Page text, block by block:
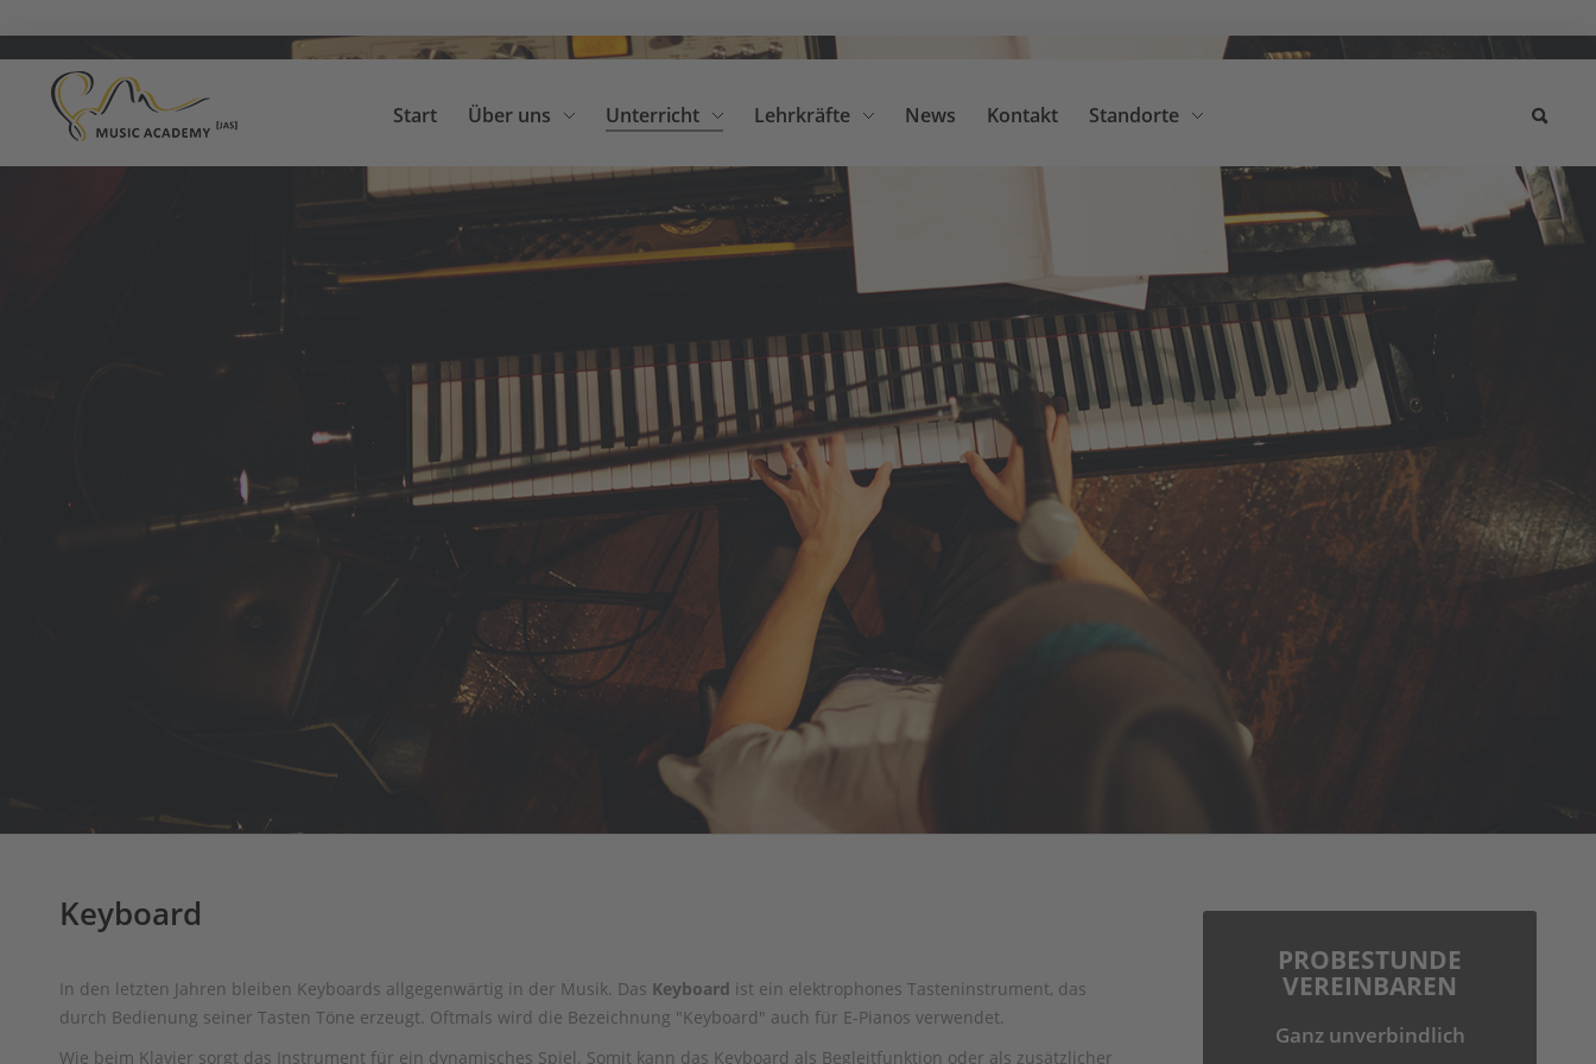
Start Über uns Unterricht Lehrkräfte News Kontakt Standorte
Suche
Keyboard
In den letzten Jahren bleiben Keyboards allgegenwärtig in der Musik. Das Keyboard ist ein elektrophones Tasteninstrument, das
durch Bedienung seiner Tasten Töne erzeugt. Oftmals wird die Bezeichnung "Keyboard" auch für E-Pianos verwendet.
Wie beim Klavier sorgt das Instrument für ein dynamisches Spiel. Somit kann das Keyboard als Begleitfunktion oder als zusätzlicher
PROBESTUNDE
VEREINBAREN
Ganz unverbindlich